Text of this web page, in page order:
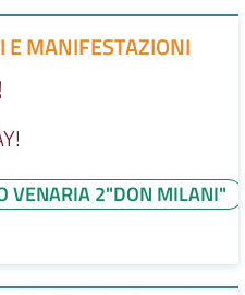
E MANIFESTAZIONI
VENARIA 2"DON MILANI"